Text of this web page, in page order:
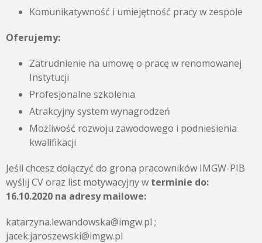
Komunikatywność i umiejętność pracy w zespole
Oferujemy:
Zatrudnienie na umowę o pracę w renomowanej
Instytucji
Profesjonalne szkolenia
Atrakcyjny system wynagrodzeń
Możliwość rozwoju zawodowego i podniesienia
kwalifikacji
Jeśli chcesz dołączyć do grona pracowników IMGW-PIB
wyślij CV oraz list motywacyjny w terminie do:
16.10.2020 na adresy mailowe:
katarzyna.lewandowska@imgw.pl ;
jacek.jaroszewski@imgw.pl